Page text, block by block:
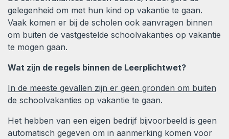
Contact
gelegenheid om met hun kind op vakantie te gaan.
Vaak komen er bij de scholen ook aanvragen binnen
om buiten de vastgestelde schoolvakanties op vakantie
te mogen gaan.
Wat zijn de regels binnen de Leerplichtwet?
In de meeste gevallen zijn er geen gronden om buiten
de schoolvakanties op vakantie te gaan.
Het hebben van een eigen bedrijf bijvoorbeeld is geen
automatisch gegeven om in aanmerking komen voor